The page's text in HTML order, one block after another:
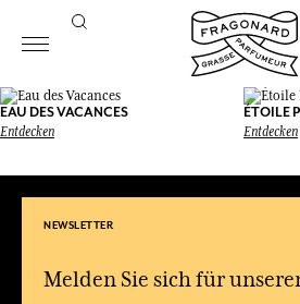
EAU DES VACANCES
Entdecken
ÉTOILE
Entdecken
NEWSLETTER
Melden Sie sich für